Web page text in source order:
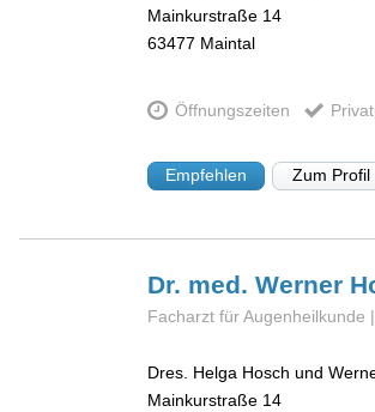
Mainkurstraße 14
63477 Maintal
Öffnungszeiten
Empfehlen Zum Profil
Dr. med. Werner
Facharzt für Augenheilkunde
Dres. Helga Hosch und
Mainkurstraße 14